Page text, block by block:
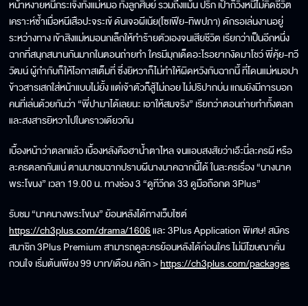
หน้าหงายหนีกระเจิงทั้งแม่หมอ ทั้งลูกศิษย์ รวมถึงแม้น ปริก เป้าก็วิ่งหนีไม่คิดชีวิต
เคราะห์ซ้ำเมื่อหนีเสือปะจระเข้ ดันเจอผีเน้ย(โซเฟีย-ทิพปภา) ดักรอเล่นงานอยู่
ระหว่างทาง เข้าสิงแม่หมอนกเล็กให้ทำร้ายตัวเองจนเสียชีวิต เรียกว่าเป็นอีกหนึ่ง
ฉากที่สนุกสนานกันมากในตอนถ่ายทำ ใครมีมุกเด็ดอะไรอยากงัดมาโชว์ พี่คุ้ย-ทวี
วัฒน์ ผู้กำกับก็ให้โอกาสเต็มที่ ซึ่งยิหวาก็ไม่ทำให้ผิดหวังกับฉากนี้ ที่โดนแม่หมอปา
ข้าวสารเสกใส่หน้าแบบไม่ยั้ง แต่เจ้าตัวก็สู้ไม่ถอย ไม่ปริปากบ่น แถมยังมีการบอก
คนที่เล่นด้วยกันว่า “พี่ปามาได้เลยนะ เอาให้สมจริง” เรียกว่าตอนถ่ายทำทั้งตลก
และสงสารยิหวาไปในคราวเดียวกัน
เบื้องหน้าว่าตลกแล้ว เบื้องหลังคือฮาน้ำตาไหล จนแอบสงสัยว่าเอ๊ะนี่ละครผี หรือ
ละครตลกกันแน่ ตามมาชมฉากปราบผีนางนาคฉากนี้ได้ ในละครเรื่อง “นางนาค
พระโขนง” เวลา 19.00 น. ทางช่อง 3 “ดูทีวีกด 33 ดูมือถือกด 3Plus”
รับชม “นาคนางพระโขนง” ย้อนหลังได้ทางเว็บไซต์
https://ch3plus.com/drama/1606และ 3Plus Application พิเศษ! สมัคร
สมาชิก 3Plus Premium สามารถดูละครย้อนหลังได้ก่อนใคร ไม่มีโฆษณาคั่น
กวนใจ เริ่มต้นเพียง 99 บาท/เดือน คลิก >https://ch3plus.com/packages